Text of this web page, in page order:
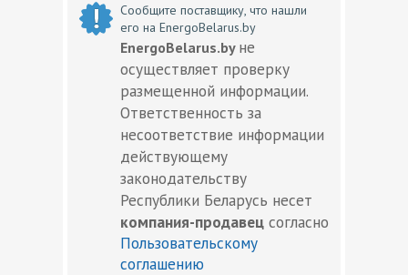
Сообщите поставщику, что нашли
его на EnergoBelarus.by
EnergoBelarus.by не
осуществляет проверку
размещенной информации.
Ответственность за
несоответствие информации
действующему
законодательству
Республики Беларусь несет
компания-продавец согласно
Пользовательскому
соглашению